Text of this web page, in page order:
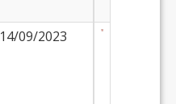
14/09/2023